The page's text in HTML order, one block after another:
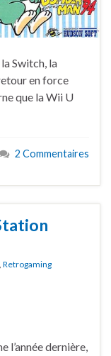
Switch, la
en force
que la Wii U
2 Commentaires
, Retrogaming
l’année dernière,